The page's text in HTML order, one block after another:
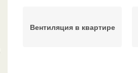
Вентиляция в квартире